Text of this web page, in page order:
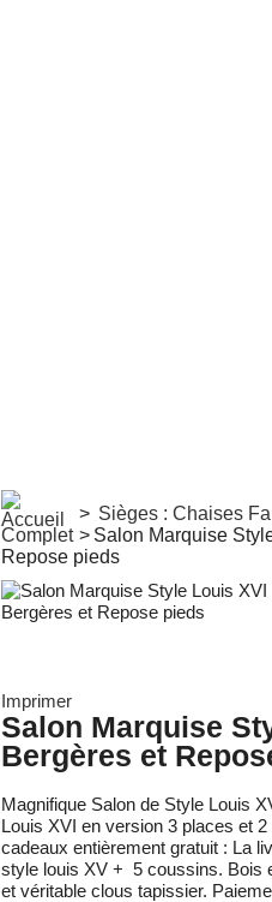
> Sièges : Chaises
Complet > Salon Marquise
Repose pieds
Imprimer
Salon Marquise
Bergères et
Magnifique Salon de Style Louis
Louis XVI en version 3 places et
cadeaux entièrement gratuit : La
style louis XV + 5 coussins. Bois
et véritable clous tapissier.